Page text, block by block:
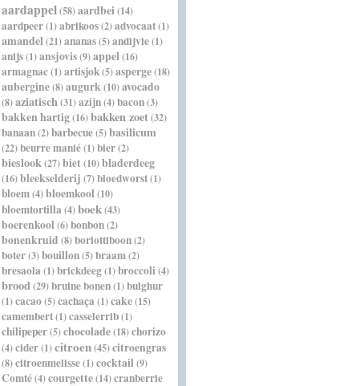
aardappel(58)aardbei(14)
aardpeer(1)abrikoos(2)advocaat(1)
amandel(21)ananas(5)andijvie(1)
anijs(1)ansjovis(9)appel(16)
armagnac(1)artisjok(5)asperge(18)
aubergine(8)augurk (10)avocado
(8)aziatisch(31)azijn(4)bacon(3)
bakken hartig(16)bakken zoet(32)
banaan(2)barbecue(5)basilicum
(22)beurre manié(1)bier(2)
bieslook(27)biet(10)bladerdeeg
(16)bleekselderij (7)bloedworst(1)
bloem(4)bloemkool (10)
bloemtortilla (4)boek(43)
boerenkool (6)bonbon(2)
bonenkruid (8)borlottiboon(2)
boter(3)bouillon(5)braam(2)
bresaola (1)brickdeeg(1)broccoli (4)
brood(29)bruine bonen(1)bulghur
(1)cacao(5)cachaça (1)cake(15)
camembert(1)casselerrib(1)
chilipeper(5)chocolade(18)chorizo
(4)cider(1)citroen(45)citroengras
(8)citroenmelisse(1)cocktail (9)
Comté(4)courgette(14)cranberrie